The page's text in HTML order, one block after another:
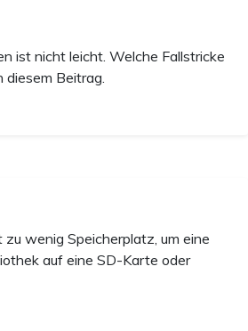
ist nicht leicht. Welche Fallstricke
diesem Beitrag.
wenig Speicherplatz, um eine
auf eine SD-Karte oder